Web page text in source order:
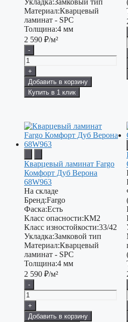
Укладка:Замковый тип
Материал:Кварцевый
ламинат - SPC
Толщина:4 мм
2 590 ₽/м²
-
+
Добавить в корзину
Купить в 1 клик
Кварцевый ламинат Fargo
Комфорт Дуб Верона
68W963
На складе
Бренд:Fargo
Фаска:Есть
Класс опасности:КМ2
Класс изностойкости:33/42
Укладка:Замковой тип
Материал:Кварцевый
ламинат - SPC
Толщина:4 мм
2 590 ₽/м²
-
+
Добавить в корзину